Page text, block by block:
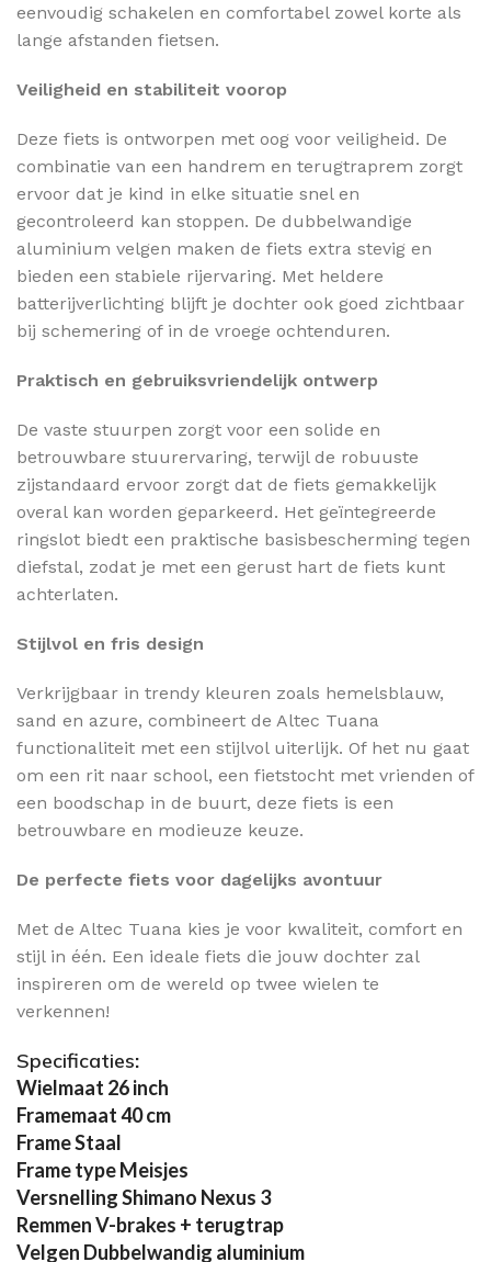
eenvoudig schakelen en comfortabel zowel korte als
lange afstanden fietsen.
Veiligheid en stabiliteit voorop
Deze fiets is ontworpen met oog voor veiligheid. De
combinatie van een handrem en terugtraprem zorgt
ervoor dat je kind in elke situatie snel en
gecontroleerd kan stoppen. De dubbelwandige
aluminium velgen maken de fiets extra stevig en
bieden een stabiele rijervaring. Met heldere
batterijverlichting blijft je dochter ook goed zichtbaar
bij schemering of in de vroege ochtenduren.
Praktisch en gebruiksvriendelijk ontwerp
De vaste stuurpen zorgt voor een solide en
betrouwbare stuurervaring, terwijl de robuuste
zijstandaard ervoor zorgt dat de fiets gemakkelijk
overal kan worden geparkeerd. Het geïntegreerde
ringslot biedt een praktische basisbescherming tegen
diefstal, zodat je met een gerust hart de fiets kunt
achterlaten.
Stijlvol en fris design
Verkrijgbaar in trendy kleuren zoals hemelsblauw,
sand en azure, combineert de Altec Tuana
functionaliteit met een stijlvol uiterlijk. Of het nu gaat
om een rit naar school, een fietstocht met vrienden of
een boodschap in de buurt, deze fiets is een
betrouwbare en modieuze keuze.
De perfecte fiets voor dagelijks avontuur
Met de Altec Tuana kies je voor kwaliteit, comfort en
stijl in één. Een ideale fiets die jouw dochter zal
inspireren om de wereld op twee wielen te
verkennen!
Specificaties:
Wielmaat 26 inch
Framemaat 40 cm
Frame Staal
Frame type Meisjes
Versnelling Shimano Nexus 3
Remmen V-brakes + terugtrap
Velgen Dubbelwandig aluminium